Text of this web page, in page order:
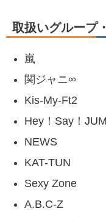
取扱いグループ
嵐
関ジャニ∞
Kis-My-Ft2
Hey！Say！
NEWS
KAT-TUN
Sexy Zone
A.B.C-Z